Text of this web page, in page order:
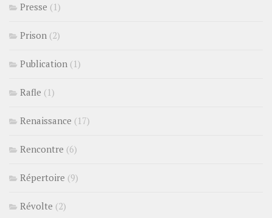
Presse (1)
Prison (2)
Publication (1)
Rafle (1)
Renaissance (17)
Rencontre (6)
Répertoire (9)
Révolte (2)